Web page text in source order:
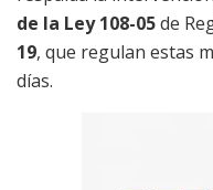
de la Ley 108-05de
19, que regulan estas
días.